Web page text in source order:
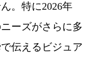
。特に2026年
ーズがさらに多
伝えるビジュア